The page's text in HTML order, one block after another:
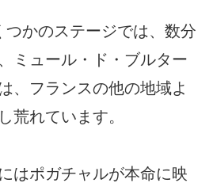
かのステージでは、数分
ミュール・ド・ブルター
、フランスの他の地域よ
荒れています。
はポガチャルが本命に映